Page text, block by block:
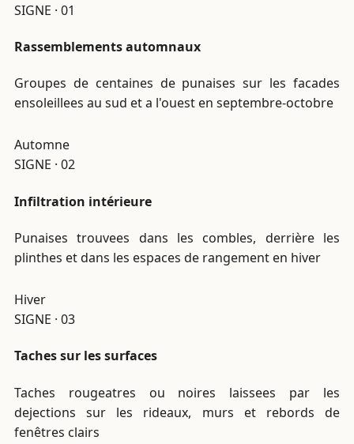
SIGNE · 01
Rassemblements automnaux
Groupes de centaines de punaises sur les facades
ensoleillees au sud et a l'ouest en septembre-octobre
Automne
SIGNE · 02
Infiltration intérieure
Punaises trouvees dans les combles, derrière les
plinthes et dans les espaces de rangement en hiver
Hiver
SIGNE · 03
Taches sur les surfaces
Taches rougeatres ou noires laissees par les
dejections sur les rideaux, murs et rebords de
fenêtres clairs